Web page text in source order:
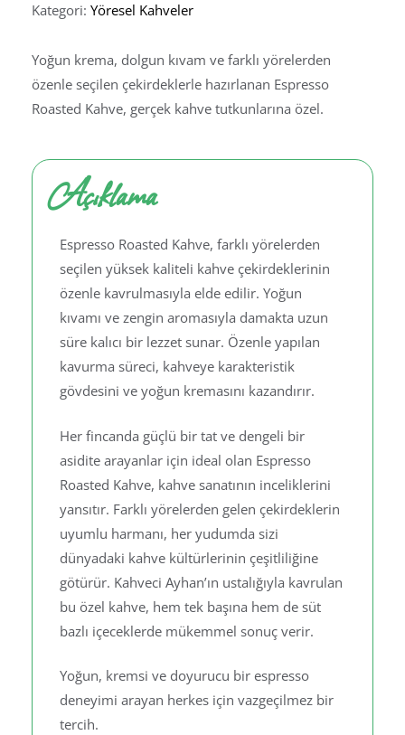
Kategori: Yöresel Kahveler
Yoğun krema, dolgun kıvam ve farklı yörelerden
özenle seçilen çekirdeklerle hazırlanan Espresso
Roasted Kahve, gerçek kahve tutkunlarına özel.
Açıklama
Espresso Roasted Kahve, farklı yörelerden
seçilen yüksek kaliteli kahve çekirdeklerinin
özenle kavrulmasıyla elde edilir. Yoğun
kıvamı ve zengin aromasıyla damakta uzun
süre kalıcı bir lezzet sunar. Özenle yapılan
kavurma süreci, kahveye karakteristik
gövdesini ve yoğun kremasını kazandırır.
Her fincanda güçlü bir tat ve dengeli bir
asidite arayanlar için ideal olan Espresso
Roasted Kahve, kahve sanatının inceliklerini
yansıtır. Farklı yörelerden gelen çekirdeklerin
uyumlu harmanı, her yudumda sizi
dünyadaki kahve kültürlerinin çeşitliliğine
götürür. Kahveci Ayhan’ın ustalığıyla kavrulan
bu özel kahve, hem tek başına hem de süt
bazlı içeceklerde mükemmel sonuç verir.
Yoğun, kremsi ve doyurucu bir espresso
deneyimi arayan herkes için vazgeçilmez bir
tercih.